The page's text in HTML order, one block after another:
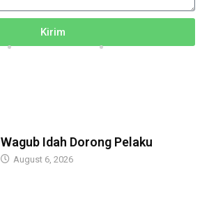
Kirim
Wagub Idah Dorong Pelaku
August 6, 2026